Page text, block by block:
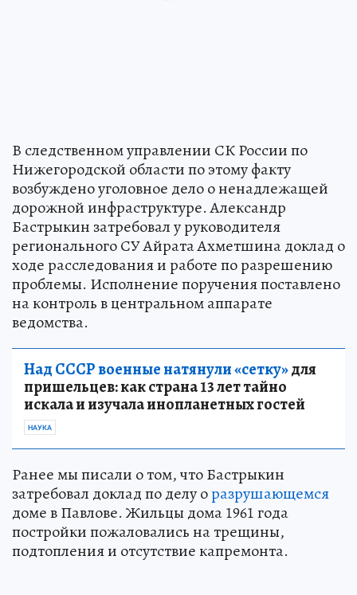
В следственном управлении СК России по
Нижегородской области по этому факту
возбуждено уголовное дело о ненадлежащей
дорожной инфраструктуре. Александр
Бастрыкин затребовал у руководителя
регионального СУ Айрата Ахметшина доклад о
ходе расследования и работе по разрешению
проблемы. Исполнение поручения поставлено
на контроль в центральном аппарате
ведомства.
Над СССР военные натянули «сетку»для
пришельцев: как страна 13 лет тайно
искала и изучала инопланетных гостей
НАУКА
Ранее мы писали о том, что Бастрыкин
затребовал доклад по делу оразрушающемся
доме в Павлове. Жильцы дома 1961 года
постройки пожаловались на трещины,
подтопления и отсутствие капремонта.